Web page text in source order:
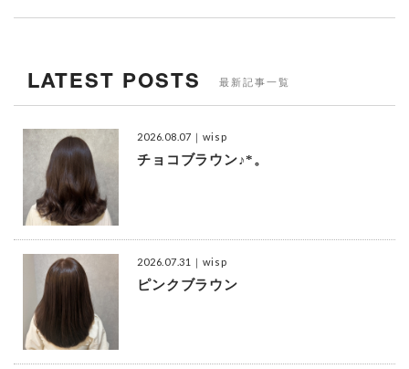
LATEST POSTS 最新記事一覧
2026.08.07 ｜wisp
チョコブラウン♪*。
2026.07.31 ｜wisp
ピンクブラウン